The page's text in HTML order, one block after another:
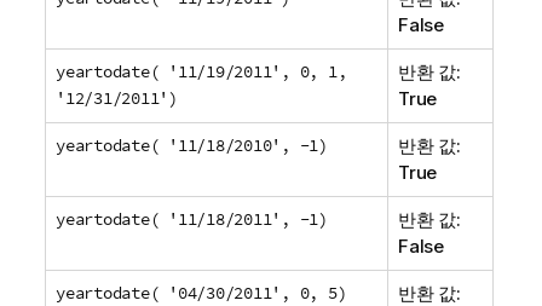
False
yeartodate( '11/19/2011', 0, 1,
'12/31/2011')
반환 값:
True
yeartodate( '11/18/2010', -1)
반환 값:
True
yeartodate( '11/18/2011', -1)
반환 값:
False
yeartodate( '04/30/2011', 0, 5)
반환 값: